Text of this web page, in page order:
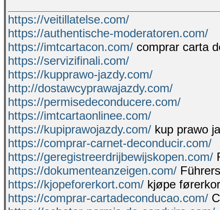
https://veitillatelse.com/
https://authentische-moderatoren.com/
https://imtcartacon.com/ comprar carta
https://servizifinali.com/
https://kupprawo-jazdy.com/
http://dostawcyprawajazdy.com/
https://permisedeconducere.com/
https://imtcartaonlinee.com/
https://kupiprawojazdy.com/ kup prawo
https://comprar-carnet-deconducir.com/
https://geregistreerdrijbewijskopen.com/
https://dokumenteanzeigen.com/
https://kjopeforerkort.com/ kjøpe
https://comprar-cartadeconducao.com/